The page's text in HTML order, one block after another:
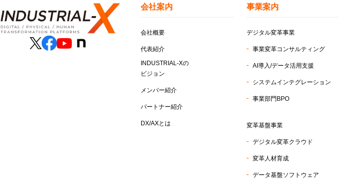
会社案内
会社概要
代表紹介
INDUSTRIAL-Xの
ビジョン
メンバー紹介
パートナー紹介
DX/AXとは
事業案内
デジタル変革事業
事業変革コンサルティング
AI導入/データ活用支援
システムインテグレーション
事業部門BPO
変革基盤事業
デジタル変革クラウド
変革人材育成
データ基盤ソフトウェア